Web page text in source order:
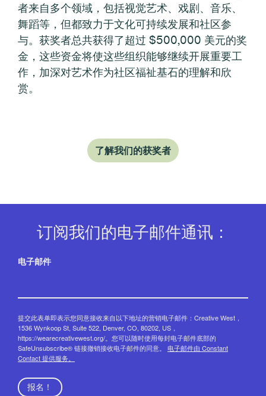
者来自多个领域，包括视觉艺术、戏剧、音乐、
舞蹈等，但都致力于文化可持续发展和社区参
与。获奖者总共获得了超过 $500,000 美元的奖
金，这些资金将使这些组织能够继续开展重要工
作，加深对艺术作为社区福祉基石的理解和欣
赏。
了解我们的获奖者
订阅我们的电子邮件通讯：
电子邮件
提交此表单即表示您同意接收来自以下地址的营销电子邮件：Creative West，
1536 Wynkoop St, Suite 522, Denver, CO, 80202, US，
https://wearecreativewest.org/。您可以随时使用每封电子邮件底部的
SafeUnsubscribe® 链接撤销接收电子邮件的同意。 电子邮件由 Constant
Contact 提供服务。
报名！